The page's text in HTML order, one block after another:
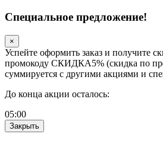
Специальное предложение!
×
Успейте оформить заказ и получите
промокоду СКИДКА5% (скидка по
суммируется с другими акциями и
До конца акции осталось:
05:00
Закрыть